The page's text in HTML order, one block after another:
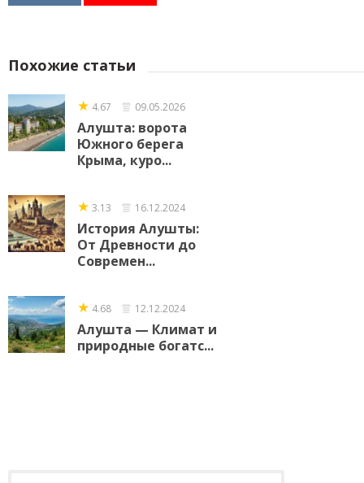
Похожие статьи
★ 4.67 09.05.2026
Алушта: ворота
Южного берега
Крыма, куро...
★ 3.13 16.12.2024
История Алушты:
От Древности до
Современ...
★ 4.68 12.12.2024
Алушта — Климат и
природные богатс...